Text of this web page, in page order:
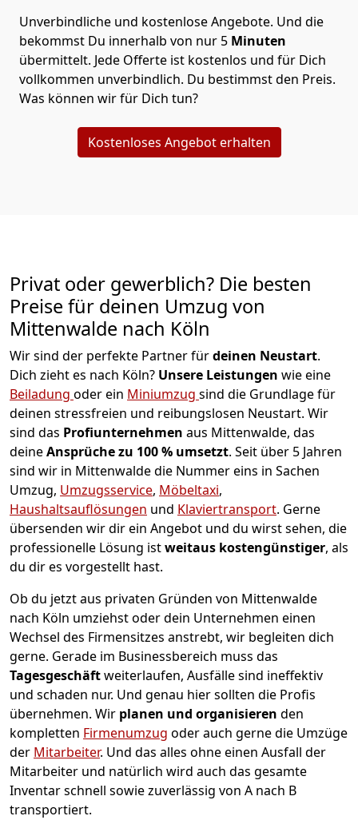
Unverbindliche und kostenlose Angebote. Und die
bekommst Du innerhalb von nur 5 Minuten
übermittelt. Jede Offerte ist kostenlos und für Dich
vollkommen unverbindlich. Du bestimmst den Preis.
Was können wir für Dich tun?
Kostenloses Angebot erhalten
Privat oder gewerblich? Die besten
Preise für deinen Umzug von
Mittenwalde nach Köln
Wir sind der perfekte Partner fürdeinen Neustart.
Dich zieht es nach Köln? Unsere Leistungen wie eine
Beiladung oder ein Miniumzug sind die Grundlage für
deinen stressfreien und reibungslosen Neustart. Wir
sind das Profiunternehmen aus Mittenwalde, das
deineAnsprüche zu 100% umsetzt. Seit über 5 Jahren
sind wir in Mittenwalde die Nummer eins in Sachen
Umzug, Umzugsservice, Möbeltaxi,
Haushaltsauflösungen und Klaviertransport. Gerne
übersenden wir dir ein Angebot und du wirst sehen, die
professionelle Lösung istweitaus kostengünstiger, als
du dir es vorgestellt hast.
Ob du jetzt aus privaten Gründen von Mittenwalde
nach Köln umziehst oder dein Unternehmen einen
Wechsel des Firmensitzes anstrebt, wir begleiten dich
gerne. Gerade im Businessbereich muss das
Tagesgeschäftweiterlaufen, Ausfälle sind ineffektiv
und schaden nur. Und genau hier sollten die Profis
übernehmen. Wir planen und organisieren den
kompletten Firmenumzug oder auch gerne die Umzüge
der Mitarbeiter. Und das alles ohne einen Ausfall der
Mitarbeiter und natürlich wird auch das gesamte
Inventar schnell sowie zuverlässig von A nach B
transportiert.